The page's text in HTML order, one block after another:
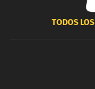
TODOS